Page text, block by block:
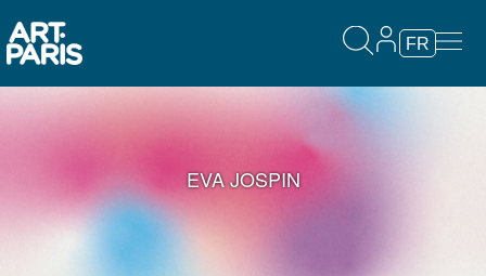
FR
EVA JOSPIN